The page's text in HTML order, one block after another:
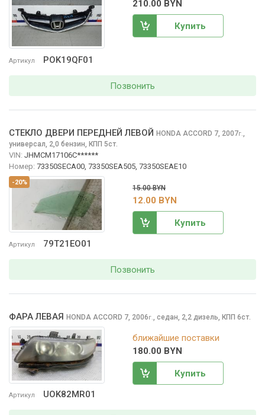
Артикул POK19QF01
210.00 BYN
Купить
Позвонить
-20%
Артикул 79T21EO01
СТЕКЛО ДВЕРИ ПЕРЕДНЕЙ ЛЕВОЙ HONDA ACCORD 7, 2007г.
универсал, 2,0 бензин, КПП 5ст.
VIN: JHMCM17106C******
Номер: 73350SECA00, 73350SEA505, 73350SEAE10
15.00 BYN
12.00 BYN
Купить
Позвонить
Артикул UOK82MR01
ФАРА ЛЕВАЯ HONDA ACCORD 7, 2006г. седан, 2,2 дизель, КПП 6ст.
ближайшие поставки
180.00 BYN
Купить